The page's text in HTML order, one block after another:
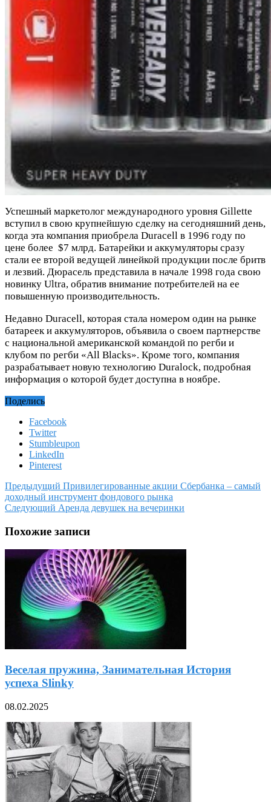
Успешный маркетолог международного уровня Gillette
вступил в свою крупнейшую сделку на сегодняшний день,
когда эта компания приобрела Duracell в 1996 году по
цене более $7 млрд. Батарейки и аккумуляторы сразу
стали ее второй ведущей линейкой продукции после бритв
и лезвий. Дюрасель представила в начале 1998 года свою
новинку Ultra, обратив внимание потребителей на ее
повышенную производительность.
Недавно Duracell, которая стала номером один на рынке
батареек и аккумуляторов, объявила о своем партнерстве
с национальной американской командой по регби и
клубом по регби «All Blacks». Кроме того, компания
разрабатывает новую технологию Duralock, подробная
информация о которой будет доступна в ноябре.
Поделись
Facebook
Twitter
Stumbleupon
LinkedIn
Pinterest
Предыдущий Привилегированные акции Сбербанка – самый
доходный инструмент фондового рынка
Следующий Аренда девушек на вечеринки
Похожие записи
Веселая пружина, Занимательная История
успеха Slinky
08.02.2025